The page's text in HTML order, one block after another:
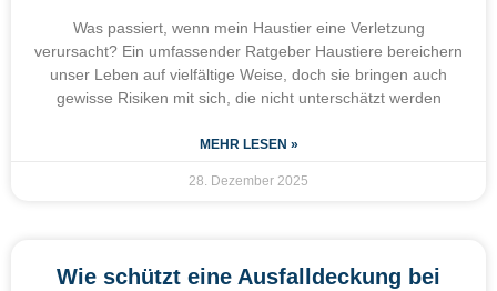
Was passiert, wenn mein Haustier eine Verletzung
verursacht? Ein umfassender Ratgeber Haustiere bereichern
unser Leben auf vielfältige Weise, doch sie bringen auch
gewisse Risiken mit sich, die nicht unterschätzt werden
MEHR LESEN »
28. Dezember 2025
Wie schützt eine Ausfalldeckung bei